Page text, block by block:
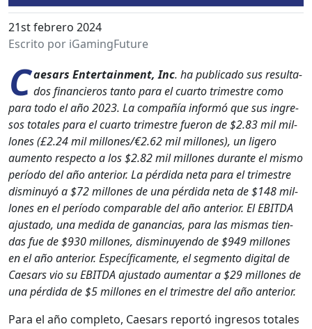
21st febrero 2024
Escrito por iGamingFuture
Cae­sars Enter­tain­ment, Inc. ha pub­li­ca­do sus resul­ta­
dos financieros tan­to para el cuar­to trimestre como
para todo el año 2023. La com­pañía infor­mó que sus ingre­
sos totales para el cuar­to trimestre fueron de $2.83 mil mil­
lones (£2.24 mil millones/€2.62 mil mil­lones), un ligero
aumen­to respec­to a los $2.82 mil mil­lones durante el mis­mo
perío­do del año ante­ri­or. La pér­di­da neta para el trimestre
dis­min­uyó a $72 mil­lones de una pér­di­da neta de $148 mil­
lones en el perío­do com­pa­ra­ble del año ante­ri­or. El EBITDA
ajus­ta­do, una medi­da de ganan­cias, para las mis­mas tien­
das fue de $930 mil­lones, dis­min­uyen­do de $949 mil­lones
en el año ante­ri­or. Especí­fi­ca­mente, el seg­men­to dig­i­tal de
Cae­sars vio su EBITDA ajus­ta­do aumen­tar a $29 mil­lones de
una pér­di­da de $5 mil­lones en el trimestre del año ante­ri­or.
Para el año com­ple­to, Cae­sars reportó ingre­sos totales